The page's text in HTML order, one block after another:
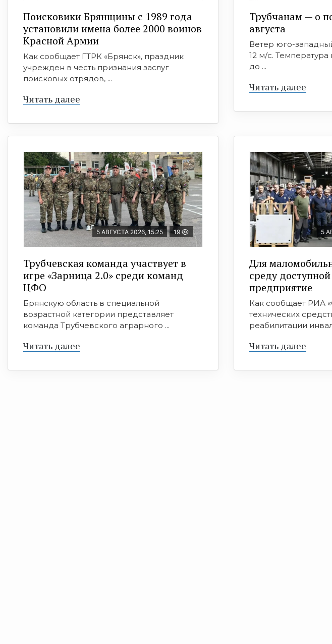
Поисковики Брянщины с 1989 года
установили имена более 2000 воинов
Красной Армии
Как сообщает ГТРК «Брянск», праздник
учрежден в честь признания заслуг
поисковых отрядов, ...
Читать далее
Трубчанам — о
августа
Ветер юго-
12 м/с. Температура
до ...
Читать далее
5 АВГУСТА 2026, 15:25 19
Трубчевская команда участвует в
игре «Зарница 2.0» среди команд
ЦФО
Брянскую область в специальной
возрастной категории представляет
команда Трубчевского аграрного ...
Читать далее
5
Для
среду
предприятие
Как сообщает РИА
технических
реабилитации
Читать далее